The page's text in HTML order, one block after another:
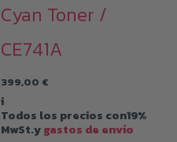
Cyan Toner /
CE741A
399,00 €
i
Todos los precios con19%
MwSt.ygastos de envío